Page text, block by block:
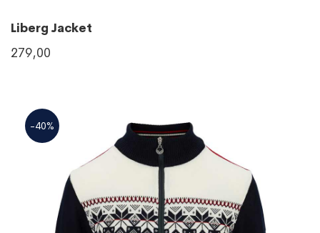
Liberg Jacket
279,00
-40%